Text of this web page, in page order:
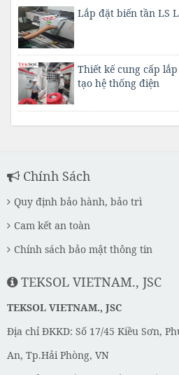
Lắp đặt biến tần LS
Thiết kế cung cấp
tạo hệ thống điện
Chính Sách
Quy định bảo hành, bảo trì
Cam kết an toàn
Chính sách bảo mật thông tin
TEKSOL VIETNAM., JSC
TEKSOL VIETNAM., JSC
Địa chỉ ĐKKD: Số 17/45 Kiều Sơn,
An, Tp.Hải Phòng, VN